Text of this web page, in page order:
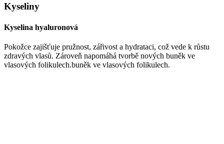
Kyseliny
Kyselina hyaluronová
Pokožce zajišťuje pružnost, zářivost a hydrataci, což vede k růstu
zdravých vlasů. Zároveň napomáhá tvorbě nových buněk ve
vlasových folikulech.buněk ve vlasových folikulech.